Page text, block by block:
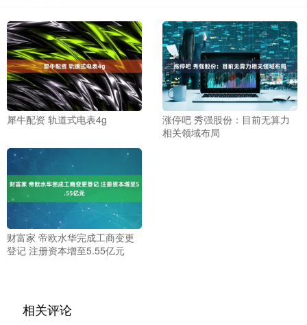
犀牛配资 轨道式电表4g
涨停吧 秀强股份：目前无算力
相关领域布局
财富家 帝欧水华完成工商变更
登记 注册资本增至5.55亿元
相关评论